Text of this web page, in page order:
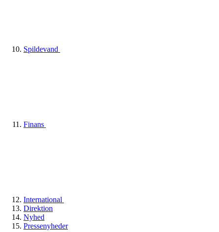
Spildevand
Finans
International
Direktion
Nyhed
Pressenyheder